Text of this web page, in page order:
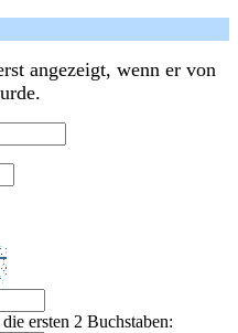
angezeigt, wenn er von
ersten 2 Buchstaben: